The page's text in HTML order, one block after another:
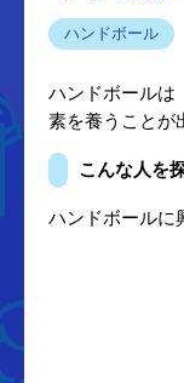
ハンドボール
ハンドボールは
素を養うことが
こんな人を
ハンドボールに